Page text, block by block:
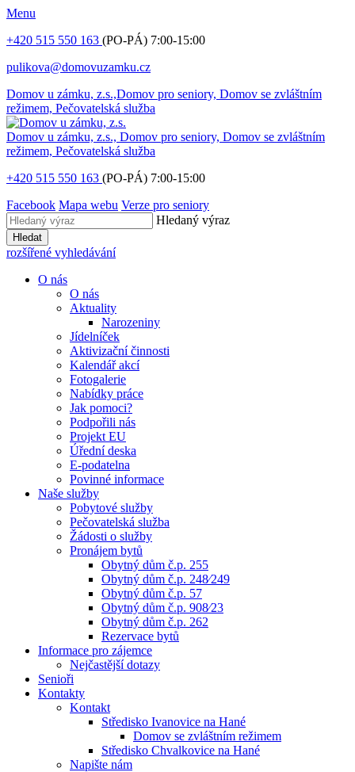
Menu
+420 515 550 163 (PO-PÁ) 7:00-15:00
pulikova@domovuzamku.cz
Domov u zámku, z.s.,Domov pro seniory, Domov se zvláštním
režimem, Pečovatelská služba
Domov u zámku, z.s., Domov pro seniory, Domov se zvláštním
režimem, Pečovatelská služba
+420 515 550 163 (PO-PÁ) 7:00-15:00
Facebook Mapa webu Verze pro seniory
Hledaný výraz
Hledat
rozšířené vyhledávání
O nás
O nás
Aktuality
Narozeniny
Jídelníček
Aktivizační činnosti
Kalendář akcí
Fotogalerie
Nabídky práce
Jak pomoci?
Podpořili nás
Projekt EU
Úřední deska
E-podatelna
Povinné informace
Naše služby
Pobytové služby
Pečovatelská služba
Žádosti o služby
Pronájem bytů
Obytný dům č.p. 255
Obytný dům č.p. 248⁄249
Obytný dům č.p. 57
Obytný dům č.p. 908⁄23
Obytný dům č.p. 262
Rezervace bytů
Informace pro zájemce
Nejčastější dotazy
Senioři
Kontakty
Kontakt
Středisko Ivanovice na Hané
Domov se zvláštním režimem
Středisko Chvalkovice na Hané
Napište nám